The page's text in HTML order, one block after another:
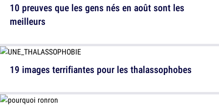
10 preuves que les gens nés en août sont les
meilleurs
19 images terrifiantes pour les thalassophobes